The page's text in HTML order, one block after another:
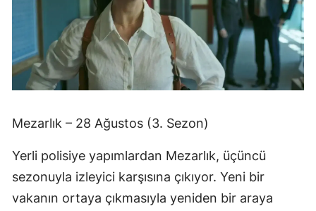
Mezarlık – 28 Ağustos (3. Sezon)
Yerli polisiye yapımlardan Mezarlık, üçüncü
sezonuyla izleyici karşısına çıkıyor. Yeni bir
vakanın ortaya çıkmasıyla yeniden bir araya